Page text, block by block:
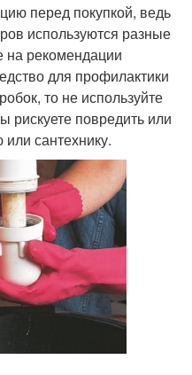
перед покупкой, ведь
используются разные
на рекомендации
для профилактики
то не используйте
рискуете повредить или
сантехнику.